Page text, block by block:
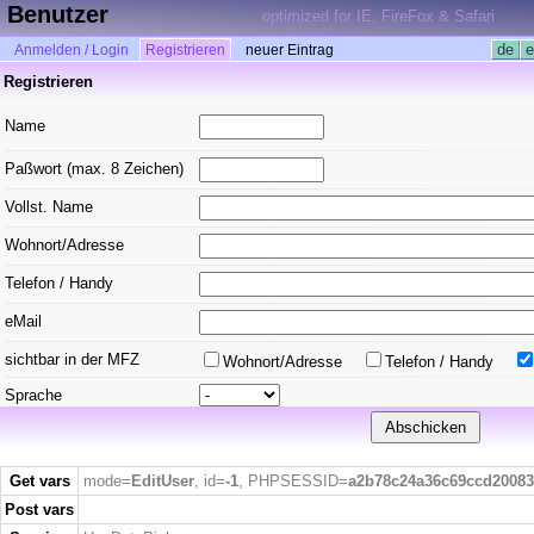
Benutzer optimized for IE, FireFox & Safari
Anmelden / Login Registrieren neuer Eintrag de
Registrieren
Name
Paßwort (max. 8 Zeichen)
Vollst. Name
Wohnort/Adresse
Telefon / Handy
eMail
sichtbar in der MFZ Wohnort/Adresse
Telefon / Handy
Sprache
Get vars mode= EditUser, id=-1, PHPSESSID=
Post vars